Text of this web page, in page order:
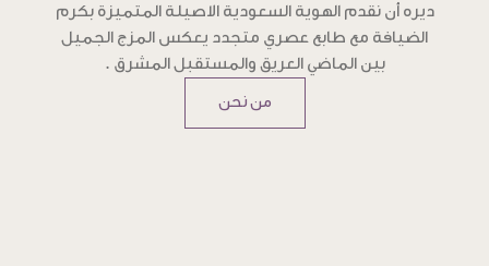
ديره أن نقدم الهوية السعودية الاصيلة المتميزة بكرم
الضيافة مع طابع عصري متجدد يعكس المزج الجميل
بين الماضي العريق والمستقبل المشرق .
من نحن